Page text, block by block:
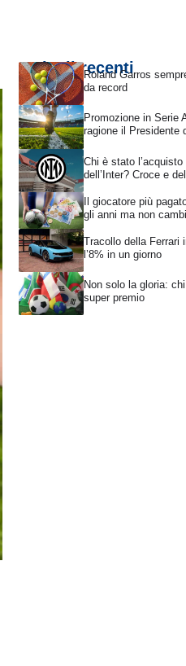
Articoli recenti
Roland Garros
da record
Promozione in Serie
ragione il Presidente
Chi è stato
dell’Inter? Croce e
Il giocatore più
gli anni ma non
Tracollo della Ferrari
l’8% in un giorno
Non solo la gloria:
super premio